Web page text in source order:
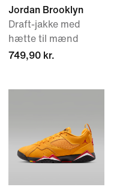
Jordan Brooklyn
Draft-jakke med
hætte til mænd
749,90 kr.